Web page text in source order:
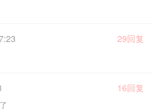
29回复
16回复